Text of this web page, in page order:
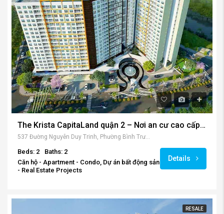
The Krista CapitaLand quận 2 – Nơi an cư cao cấp hàng đầu khu Đông.
537 Đường Nguyễn Duy Trinh, Phường Bình Trưng Đông, Quận 2, TPHCM.
Beds: 2
Baths: 2
Căn hộ - Apartment - Condo, Dự án bất động sản
- Real Estate Projects
Details
RESALE